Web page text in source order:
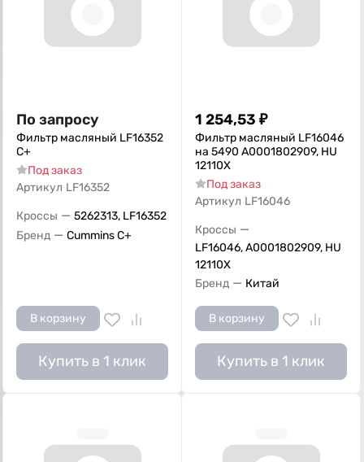
По запросу
Фильтр масляный LF16352
С+
Под заказ
Артикул LF16352
Кроссы — 5262313, LF16352
Бренд — Cummins C+
В корзину
Купить в 1 клик
1 254,53 ₽
Фильтр масляный LF16046
на 5490 A0001802909, HU
12110X
Под заказ
Артикул LF16046
Кроссы —
LF16046, A0001802909, HU
12110X
Бренд — Китай
В корзину
Купить в 1 клик